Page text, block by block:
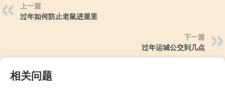
上一篇
过年如何防止老鼠进屋里
下一篇
过年运城公交到几点
相关问题